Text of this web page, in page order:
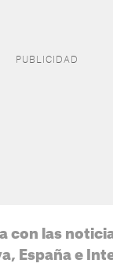
con las
España e